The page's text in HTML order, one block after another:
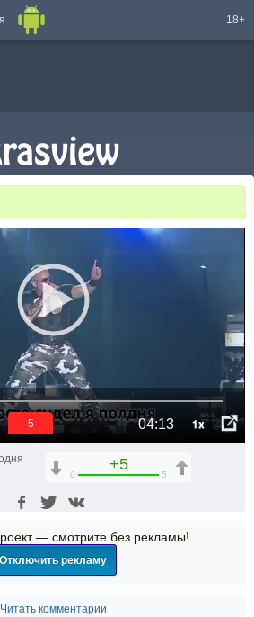
18+
04:13 1x
5
+5
0 5
— смотрите без рекламы!
Отключить рекламу
Читать комментарии